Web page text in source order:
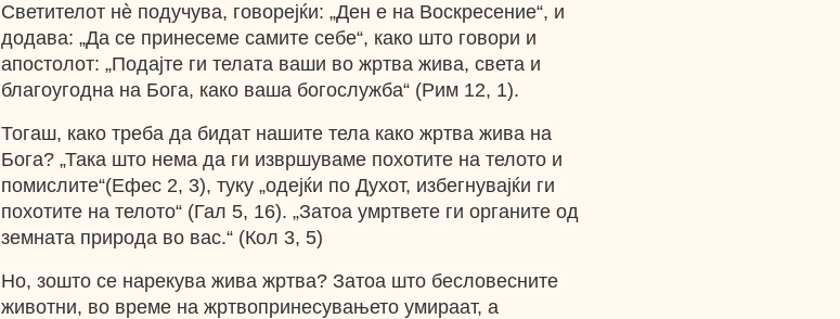
Светителот нè подучува, говорејќи: „Ден е на Воскресение“, и
додава: „Да се принесеме самите себе“, како што говори и
апостолот: „Подајте ги телата ваши во жртва жива, света и
благоугодна на Бога, како ваша богослужба“ (Рим 12, 1).
Тогаш, како треба да бидат нашите тела како жртва жива на
Бога? „Така што нема да ги извршуваме похотите на телото и
помислите“(Ефес 2, 3), туку „одејќи по Духот, избегнувајќи ги
похотите на телото“ (Гал 5, 16). „Затоа умртвете ги органите од
земната природа во вас.“ (Кол 3, 5)
Но, зошто се нарекува жива жртва? Затоа што бесловесните
животни, во време на жртвопринесувањето умираат, а